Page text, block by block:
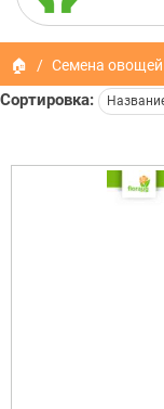
🏠 Семена овощей
Сортировка: